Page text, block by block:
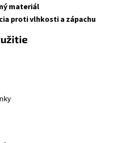
materiál
proti vlhkosti a zápachu